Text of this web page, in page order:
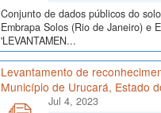
Conjunto de dados públicos do
Embrapa Solos (Rio de Janeiro) e
'LEVANTAMEN...
Levantamento de
Município de Urucará, Estado
Jul 4, 2023